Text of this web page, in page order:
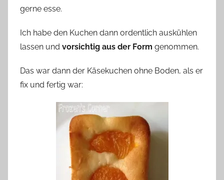
gerne esse.
Ich habe den Kuchen dann ordentlich auskühlen
lassen und vorsichtig aus der Form genommen.
Das war dann der Käsekuchen ohne Boden, als er
fix und fertig war: